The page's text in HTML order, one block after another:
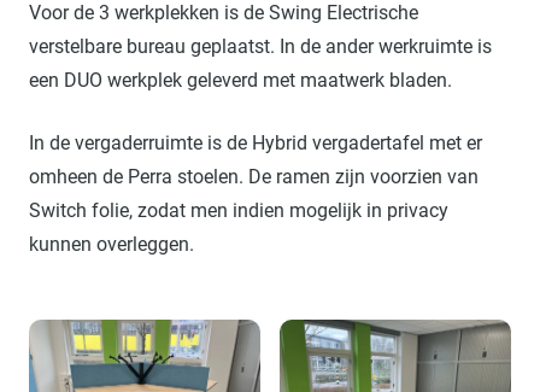
Voor de 3 werkplekken is de Swing Electrische
verstelbare bureau geplaatst. In de ander werkruimte is
een DUO werkplek geleverd met maatwerk bladen.
In de vergaderruimte is de Hybrid vergadertafel met er
omheen de Perra stoelen. De ramen zijn voorzien van
Switch folie, zodat men indien mogelijk in privacy
kunnen overleggen.